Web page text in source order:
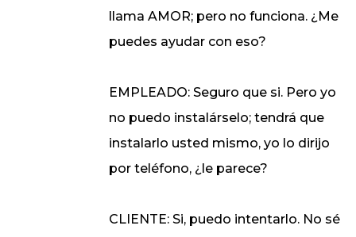
llama AMOR; pero no funciona. ¿Me
puedes ayudar con eso?
EMPLEADO: Seguro que si. Pero yo
no puedo instalárselo; tendrá que
instalarlo usted mismo, yo lo dirijo
por teléfono, ¿le parece?
CLIENTE: Si, puedo intentarlo. No sé